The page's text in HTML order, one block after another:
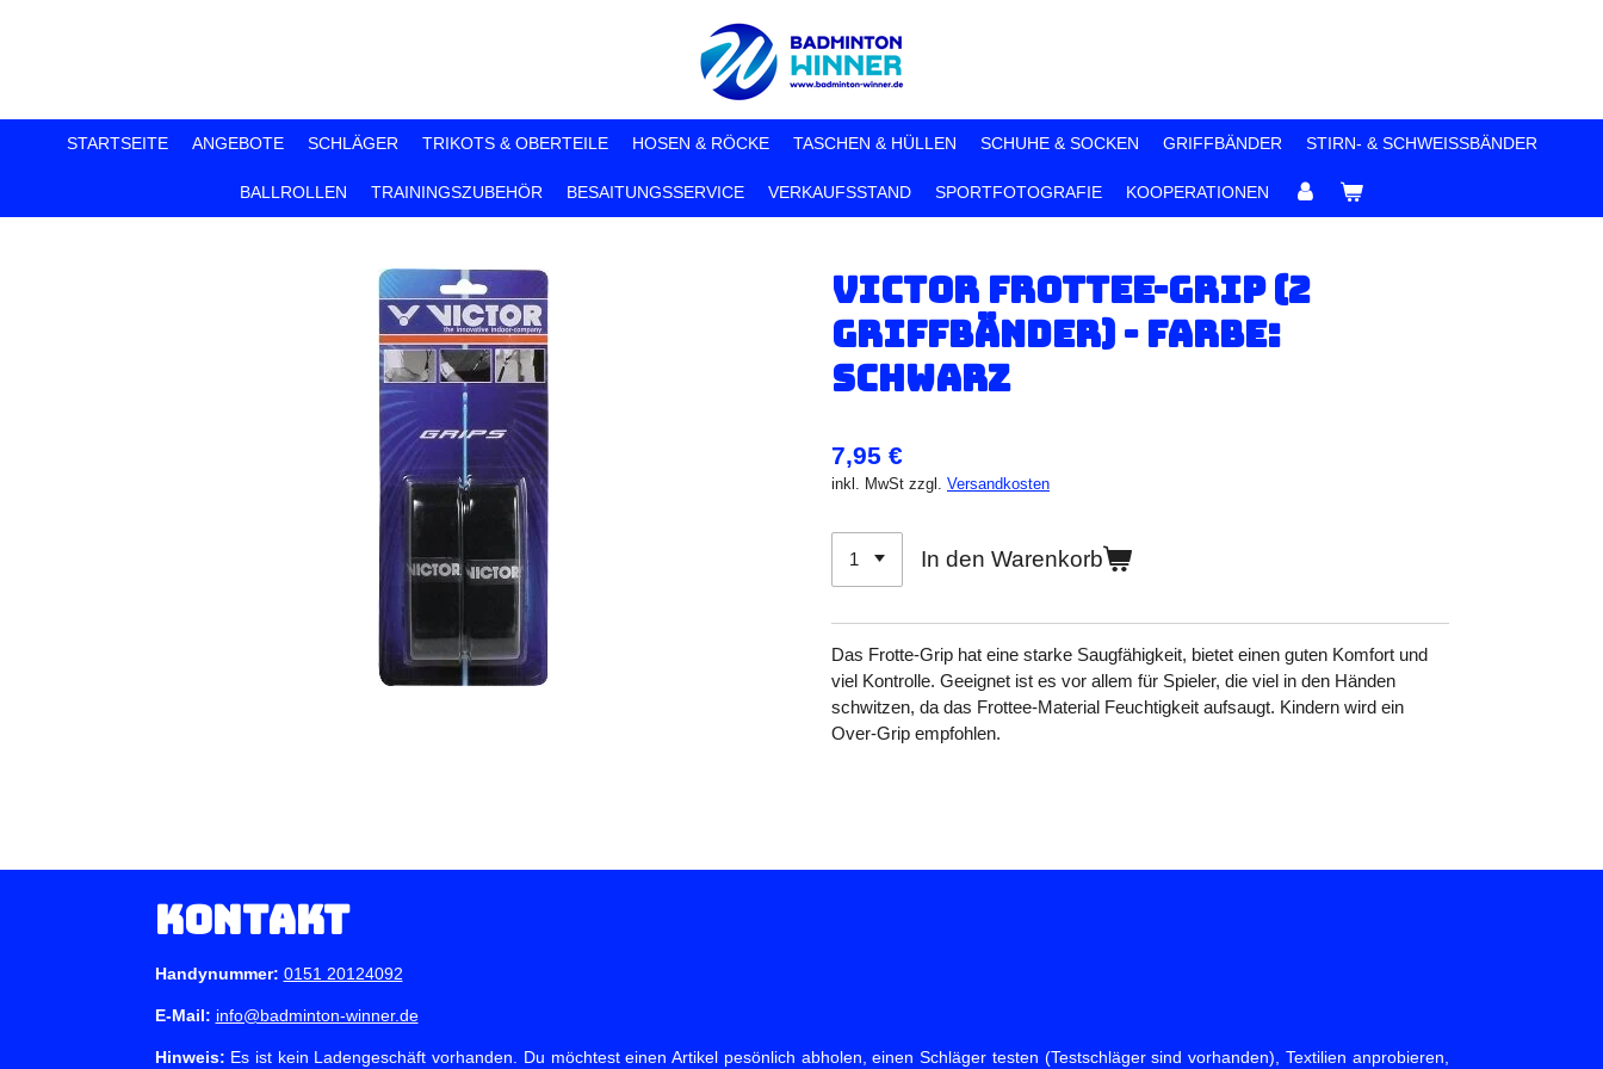
STARTSEITE ANGEBOTE SCHLÄGER TRIKOTS & OBERTEILE HOSEN & RÖCKE TASCHEN & HÜLLEN SCHUHE & SOCKEN GRIFFBÄNDER STIRN- & SCHWEISSBÄNDER
BALLROLLEN TRAININGSZUBEHÖR BESAITUNGSSERVICE VERKAUFSSTAND SPORTFOTOGRAFIE KOOPERATIONEN
Victor Frottee-Grip (2
Griffbänder) - Farbe:
Schwarz
7,95 €
inkl. MwSt zzgl. Versandkosten
In den Warenkorb
Das Frotte-Grip hat eine starke Saugfähigkeit, bietet einen guten Komfort und
viel Kontrolle. Geeignet ist es vor allem für Spieler, die viel in den Händen
schwitzen, da das Frottee-Material Feuchtigkeit aufsaugt. Kindern wird ein
Over-Grip empfohlen.
Kontakt
Handynummer: 0151 20124092
E-Mail: info@badminton-winner.de
Hinweis: Es ist kein Ladengeschäft vorhanden. Du möchtest einen Artikel pesönlich abholen, einen Schläger testen (Testschläger sind vorhanden), Textilien anprobieren,